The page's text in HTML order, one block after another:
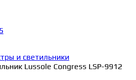
и светильники
Lussole Congress LSP-9912